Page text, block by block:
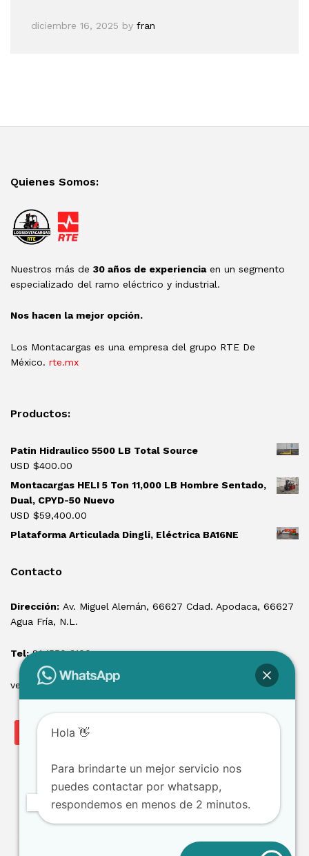
diciembre 16, 2025 by fran
Quienes Somos:
Nuestros más de 30 años de experienciaen un segmento
especializado del ramo eléctrico y industrial.
Nos hacen la mejor opción.
Los Montacargas es una empresa del grupo RTE De
México. rte.mx
Productos:
Patin Hidraulico 5500 LB Total Source
USD $400.00
Montacargas HELI 5 Ton 11,000 LB Hombre Sentado,
Dual, CPYD-50 Nuevo
USD $59,400.00
Plataforma Articulada Dingli, Eléctrica BA16NE
Contacto
Dirección: Av. Miguel Alemán, 66627 Cdad. Apodaca, 66627
Agua Fría, N.L.
Tel:81 1550 3100
ventas@losmontacargas.mx
Copyright © 2025 Los Montacargas RTE
Hola 👋
Para brindarte un mejor servicio nos
puedes contactar por whatsapp,
respondemos en menos de 2 minutos.